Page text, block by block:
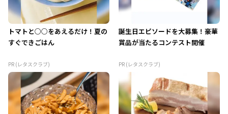
トマトと○○をあえるだけ！夏の
すぐできごはん
PR (レタスクラブ)
誕生日エピソードを大募集！豪華
賞品が当たるコンテスト開催
PR (レタスクラブ)